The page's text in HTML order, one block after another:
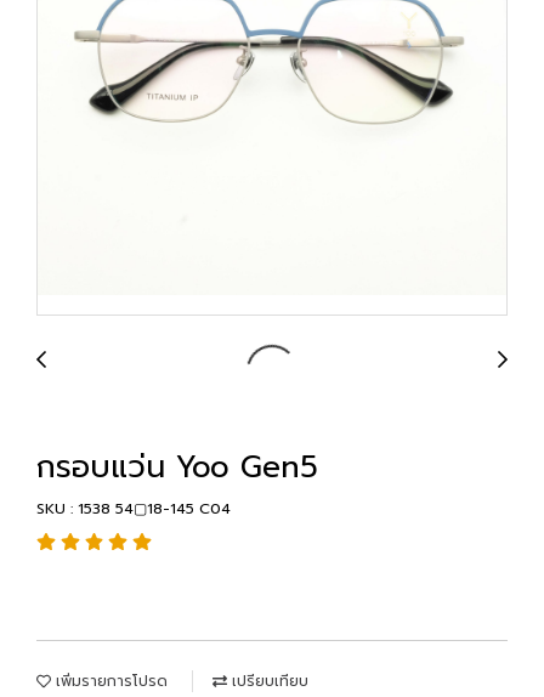
กรอบแว่น Yoo Gen5
SKU : 1538 54▢18-145 C04
เพิ่มรายการโปรด เปรียบเทียบ